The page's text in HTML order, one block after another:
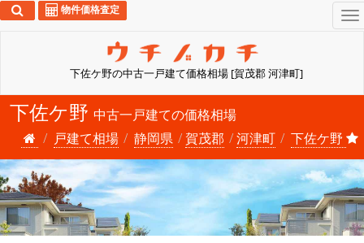
下佐ケ野の中古一戸建て価格相場 [賀茂郡 河津町]
物件価格査定
下佐ケ野 中古一戸建ての価格相場
戸建て相場
静岡県 賀茂郡 河津町 下佐ケ野